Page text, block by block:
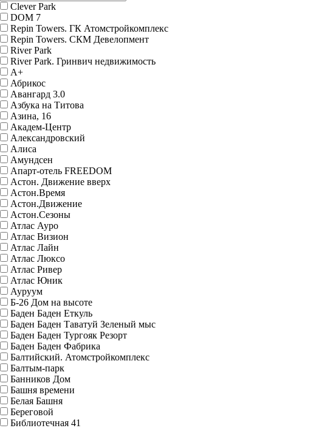
Clever Park
DOM 7
Repin Towers. ГК Атомстройкомплекс
Repin Towers. СКМ Девелопмент
River Park
River Park. Гринвич недвижимость
А+
Абрикос
Авангард 3.0
Азбука на Титова
Азина, 16
Академ-Центр
Александровский
Алиса
Амундсен
Апарт-отель FREEDOM
Астон. Движение вверх
Астон.Время
Астон.Движение
Астон.Сезоны
Атлас Ауро
Атлас Визион
Атлас Лайн
Атлас Люксо
Атлас Ривер
Атлас Юник
Ауруум
Б-26 Дом на высоте
Баден Баден Еткуль
Баден Баден Таватуй Зеленый мыс
Баден Баден Тургояк Резорт
Баден Баден Фабрика
Балтийский. Атомстройкомплекс
Балтым-парк
Банников Дом
Башня времени
Белая Башня
Береговой
Библиотечная 41